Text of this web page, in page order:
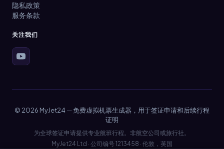
隐私政策
服务条款
关注我们
© 2026 MyJet24 — 免费虚拟机票生成器，用于签证申请和后续行程
证明
为全球签证申请提供专业航班行程。非航空公司或旅行社。
MyJet24 Ltd · 公司编号 1213458 · 伦敦，英国